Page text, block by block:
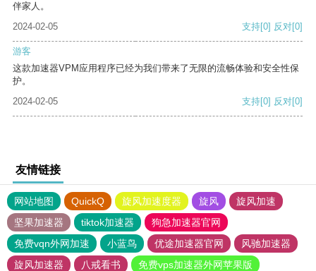
伴家人。
2024-02-05
支持[0] 反对[0]
游客
这款加速器VPM应用程序已经为我们带来了无限的流畅体验和安全性保
护。
2024-02-05
支持[0] 反对[0]
友情链接
网站地图 QuickQ 旋风加速度器 旋风
旋风加速
坚果加速器
tiktok加速器
狗急加速器官网
免费vqn外网加速
小蓝鸟 优途加速器官网
风驰加速器
旋风加速器
八戒看书
免费vps加速器外网苹果版